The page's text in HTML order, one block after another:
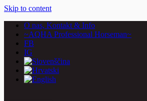
Skip to content
O nas, Kontakt & Info
~AQHA Professional Horseman~
FB
IG